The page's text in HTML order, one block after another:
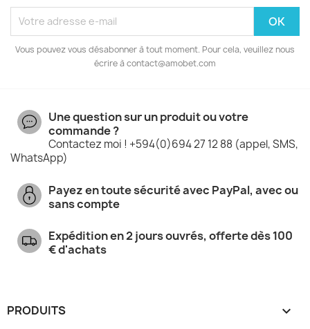
Vous pouvez vous désabonner à tout moment. Pour cela, veuillez nous
écrire à contact@amobet.com
Une question sur un produit ou votre
commande ?
Contactez moi ! +594(0)694 27 12 88 (appel, SMS,
WhatsApp)
Payez en toute sécurité avec PayPal, avec ou
sans compte
Expédition en 2 jours ouvrés, offerte dès 100
€ d'achats
PRODUITS 